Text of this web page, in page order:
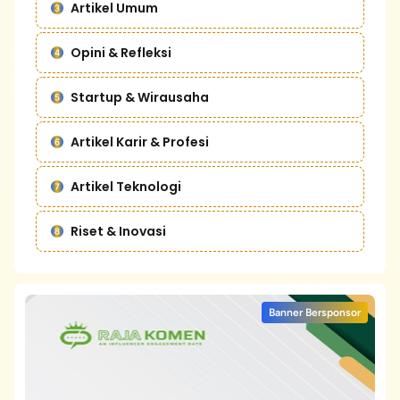
Artikel Umum
Opini & Refleksi
Startup & Wirausaha
Artikel Karir & Profesi
Artikel Teknologi
Riset & Inovasi
Banner Bersponsor